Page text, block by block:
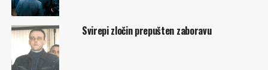
Svirepi zločin prepušten zaboravu